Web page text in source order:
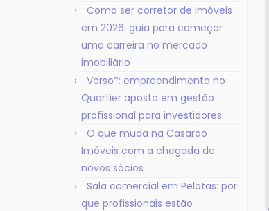
Como ser corretor de imóveis
em 2026: guia para começar
uma carreira no mercado
imobiliário
Verso*: empreendimento no
Quartier aposta em gestão
profissional para investidores
O que muda na Casarão
Imóveis com a chegada de
novos sócios
Sala comercial em Pelotas: por
que profissionais estão